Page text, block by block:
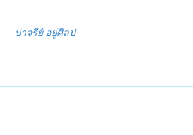
ปาจรีย์ อยู่ศิลป